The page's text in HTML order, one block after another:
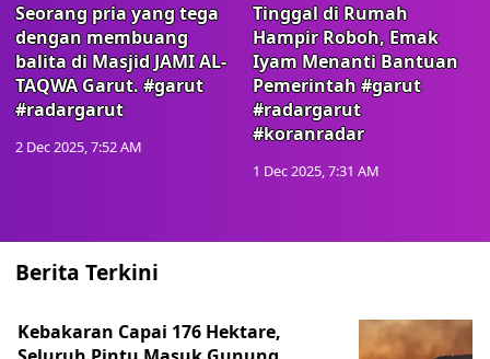
Seorang pria yang tega
dengan membuang
balita di Masjid JAMI AL-
TAQWA Garut. #garut
#radargarut
2 Dec 2025, 7:52 AM
Tinggal di Rumah
Hampir Roboh, Emak
Iyam Menanti Bantuan
Pemerintah #garut
#radargarut
#koranradar
1 Dec 2025, 7:31 AM
Berita Terkini
Kebakaran Capai 176 Hektare,